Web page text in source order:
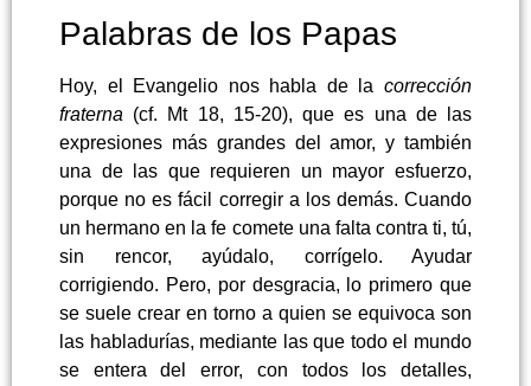
Palabras de los Papas
Hoy, el Evangelio nos habla de la corrección
fraterna (cf. Mt 18, 15-20), que es una de las
expresiones más grandes del amor, y también
una de las que requieren un mayor esfuerzo,
porque no es fácil corregir a los demás. Cuando
un hermano en la fe comete una falta contra ti, tú,
sin rencor, ayúdalo, corrígelo. Ayudar
corrigiendo. Pero, por desgracia, lo primero que
se suele crear en torno a quien se equivoca son
las habladurías, mediante las que todo el mundo
se entera del error, con todos los detalles,